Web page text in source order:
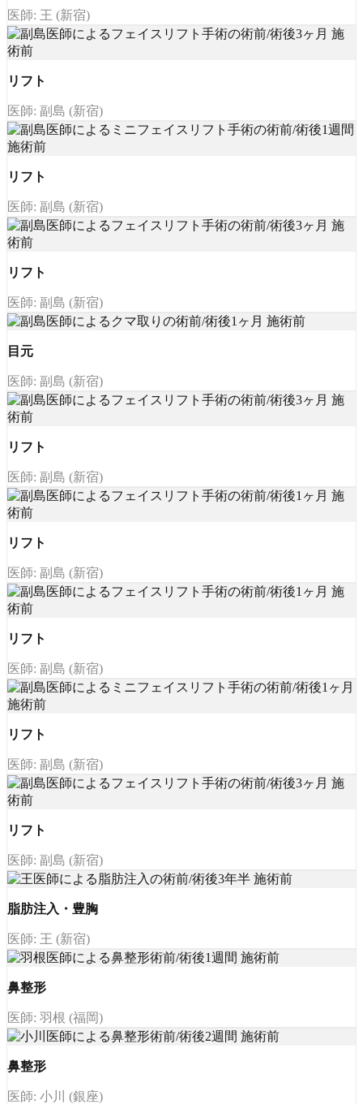
医師: 王 (新宿)
リフト
医師: 副島 (新宿)
リフト
医師: 副島 (新宿)
リフト
医師: 副島 (新宿)
目元
医師: 副島 (新宿)
リフト
医師: 副島 (新宿)
リフト
医師: 副島 (新宿)
リフト
医師: 副島 (新宿)
リフト
医師: 副島 (新宿)
リフト
医師: 副島 (新宿)
脂肪注入・豊胸
医師: 王 (新宿)
鼻整形
医師: 羽根 (福岡)
鼻整形
医師: 小川 (銀座)